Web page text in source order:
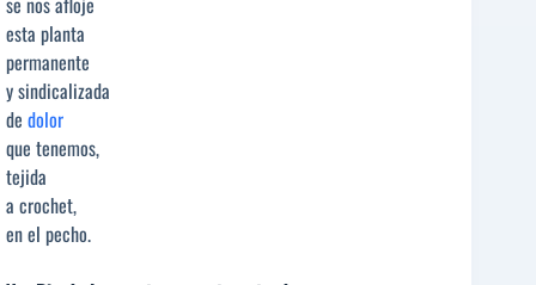
esta planta
permanente
y sindicalizada
de dolor
que tenemos,
tejida
a crochet,
en el pecho.